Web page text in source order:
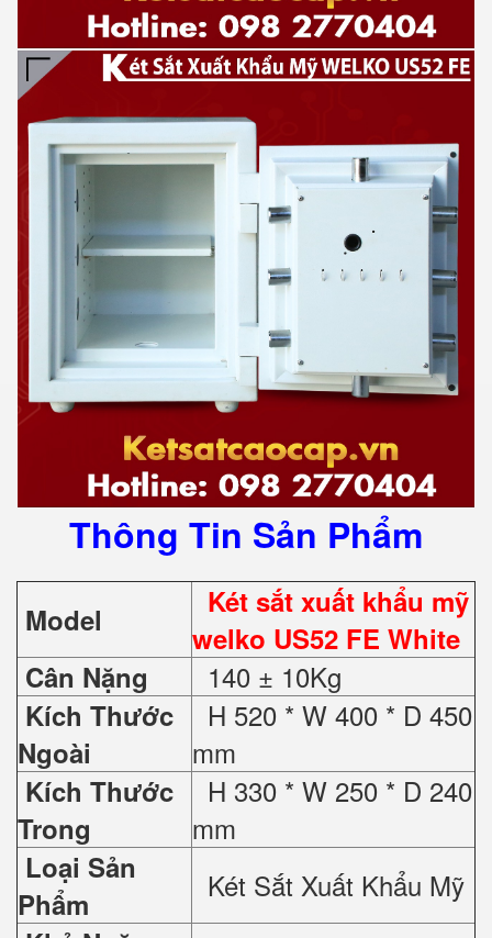
Thông Tin Sản Phẩm
Model
Két sắt xuất khẩu mỹ
welko US52 FE White
Cân Nặng
140 ± 10Kg
Kích Thước
Ngoài
H 520 * W 400 * D 450
mm
Kích Thước
Trong
H 330 * W 250 * D 240
mm
Loại Sản
Phẩm
Két Sắt Xuất Khẩu Mỹ